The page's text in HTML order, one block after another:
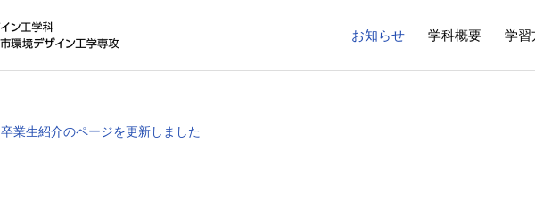
お知らせ 学科概要 学習
卒業生紹介のページを更新しました